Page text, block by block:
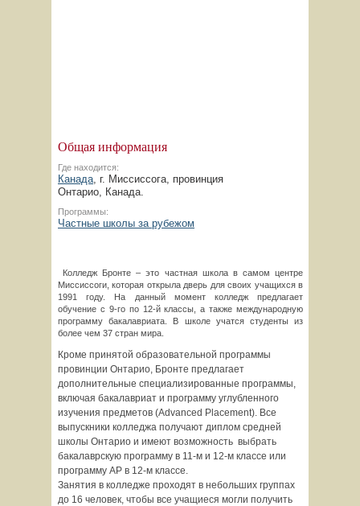
Общая информация
Где находится:
Канада, г. Миссиссога, провинция
Онтарио, Канада.
Программы:
Частные школы за рубежом
Колледж Бронте – это частная школа в самом центре
Миссиссоги, которая открыла дверь для своих учащихся в
1991 году. На данный момент колледж предлагает
обучение с 9-го по 12-й классы, а также международную
программу бакалавриата. В школе учатся студенты из
более чем 37 стран мира.
Кроме принятой образовательной программы
провинции Онтарио, Бронте предлагает
дополнительные специализированные программы,
включая бакалавриат и программу углубленного
изучения предметов (Advanced Placement). Все
выпускники колледжа получают диплом средней
школы Онтарио и имеют возможность выбрать
бакалаврскую программу в 11-м и 12-м классе или
программу АР в 12-м классе.
Занятия в колледже проходят в небольших группах
до 16 человек, чтобы все учащиеся могли получить